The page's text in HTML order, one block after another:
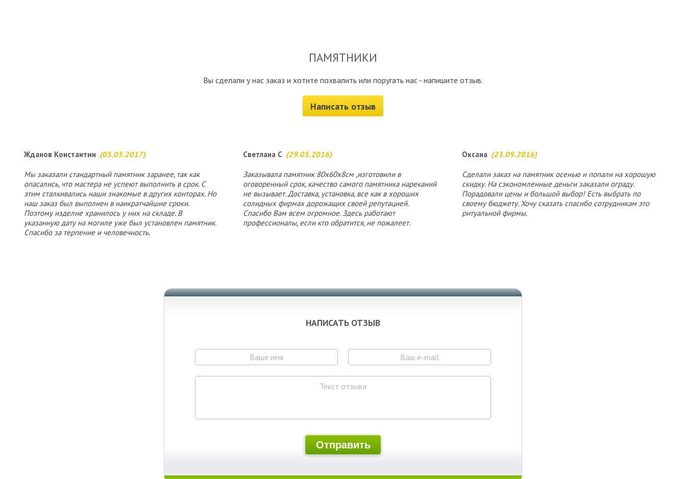
ПАМЯТНИКИ
Вы сделали у нас заказ и хотите похвалить или поругать нас - напишите отзыв.
Написать отзыв
Жданов Константин (05.05.2017)
Мы заказали стандартный памятник заранее, так как
опасались, что мастера не успеют выполнить в срок. С
этим сталкивались наши знакомые в других конторах. Но
наш заказ был выполнен в наикратчайшие сроки.
Поэтому изделие хранилось у них на складе. В
указанную дату на могиле уже был установлен памятник.
Спасибо за терпение и человечность.
Светлана С (29.05.2016)
Заказывала памятник 80х60х8см ,изготовили в
оговоренный срок, качество самого памятника нареканий
не вызывает. Доставка, установка, все как в хороших
солидных фирмах дорожащих своей репутацией.
Спасибо Вам всем огромное. Здесь работают
профессионалы, если кто обратится, не пожалеет.
Оксана (23.09.2016)
Сделали заказ на памятник осенью и попали на хорошую
скидку. На сэкономленные деньги заказали ограду.
Порадовали цены и большой выбор! Есть выбрать по
своему бюджету. Хочу сказать спасибо сотрудникам это
ритуальной фирмы.
НАПИСАТЬ ОТЗЫВ